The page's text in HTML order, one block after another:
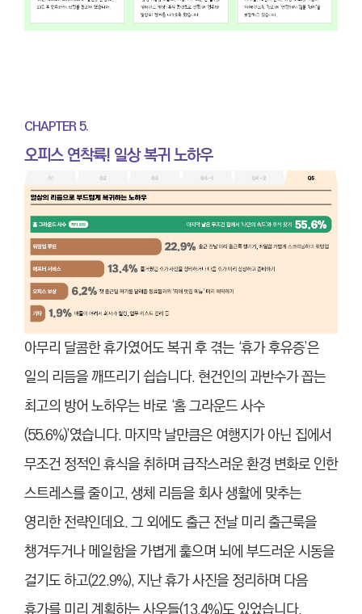
CHAPTER 5.
오피스 연착륙! 일상 복귀 노하우
아무리 달콤한 휴가였어도 복귀 후 겪는 ‘휴가 후유증’은
일의 리듬을 깨뜨리기 쉽습니다. 현건인의 과반수가 꼽는
최고의 방어 노하우는 바로 ‘홈 그라운드 사수
(55.6%)’였습니다. 마지막 날만큼은 여행지가 아닌 집에서
무조건 정적인 휴식을 취하며 급작스러운 환경 변화로 인한
스트레스를 줄이고, 생체 리듬을 회사 생활에 맞추는
영리한 전략인데요. 그 외에도 출근 전날 미리 출근룩을
챙겨두거나 메일함을 가볍게 훑으며 뇌에 부드러운 시동을
걸기도 하고(22.9%), 지난 휴가 사진을 정리하며 다음